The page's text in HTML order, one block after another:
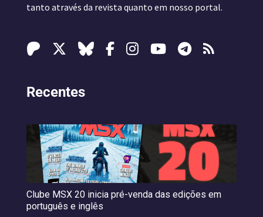
tanto através da revista quanto em nosso portal.
Recentes
Clube MSX 20 inicia pré-venda das edições em
português e inglês